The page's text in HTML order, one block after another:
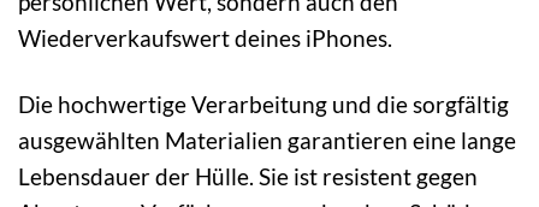
Wiederverkaufswert deines iPhones.
Die hochwertige Verarbeitung und die sorgfältig
ausgewählten Materialien garantieren eine lange
Lebensdauer der Hülle. Sie ist resistent gegen